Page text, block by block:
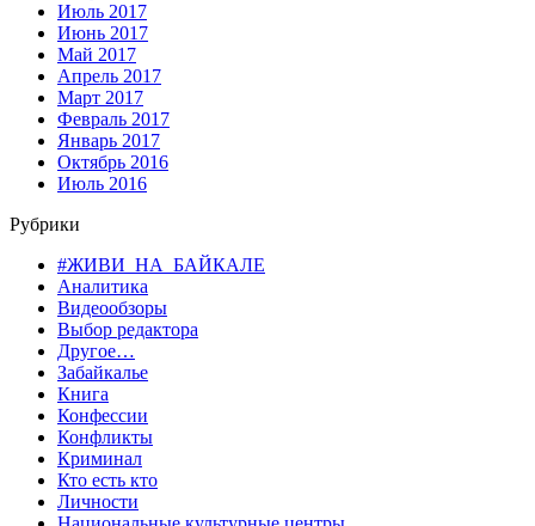
Июль 2017
Июнь 2017
Май 2017
Апрель 2017
Март 2017
Февраль 2017
Январь 2017
Октябрь 2016
Июль 2016
Рубрики
#ЖИВИ_НА_БАЙКАЛЕ
Аналитика
Видеообзоры
Выбор редактора
Другое…
Забайкалье
Книга
Конфессии
Конфликты
Криминал
Кто есть кто
Личности